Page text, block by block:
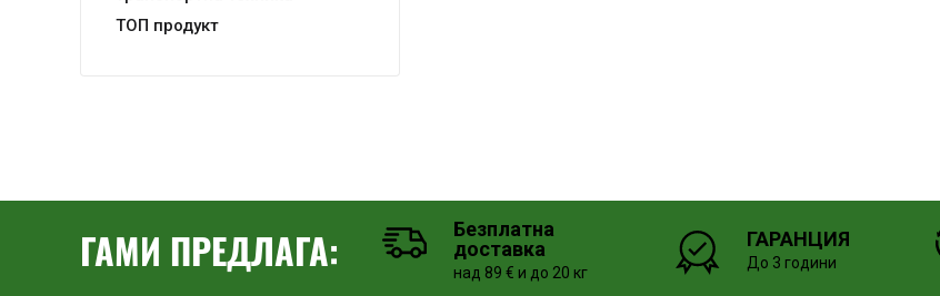
ТОП продукт
ГАМИ ПРЕДЛАГА:
Безплатна
доставка
над 89 € и до 20 кг
ГАРАНЦИЯ
До 3 години